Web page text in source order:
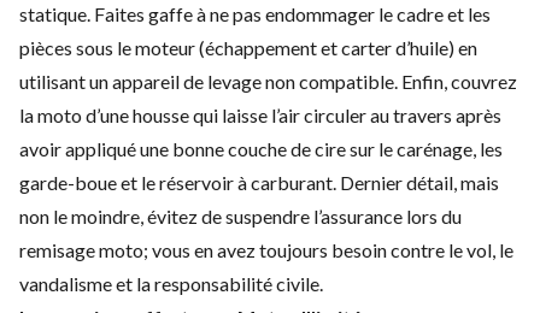
statique. Faites gaffe à ne pas endommager le cadre et les
pièces sous le moteur (échappement et carter d’huile) en
utilisant un appareil de levage non compatible. Enfin, couvrez
la moto d’une housse qui laisse l’air circuler au travers après
avoir appliqué une bonne couche de cire sur le carénage, les
garde-boue et le réservoir à carburant. Dernier détail, mais
non le moindre, évitez de suspendre l’assurance lors du
remisage moto; vous en avez toujours besoin contre le vol, le
vandalisme et la responsabilité civile.